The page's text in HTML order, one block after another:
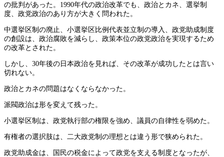
の批判があった。1990年代の政治改革でも、政治とカネ、選挙制
度、政党政治のあり方が大きく問われた。
中選挙区制の廃止、小選挙区比例代表並立制の導入、政党助成制度
の創設は、政治腐敗を減らし、政策本位の政党政治を実現するため
の改革とされた。
しかし、30年後の日本政治を見れば、その改革が成功したとは言い
切れない。
政治とカネの問題はなくならなかった。
派閥政治は形を変えて残った。
小選挙区制は、政党執行部の権限を強め、議員の自律性を弱めた。
有権者の選択肢は、二大政党制の理想とは違う形で狭められた。
政党助成金は、国民の税金によって政党を支える制度となったが、